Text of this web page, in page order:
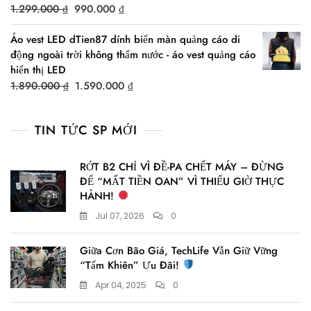
1.299.000₫ Original
price
was:
1.299.000 ₫.
990.000 ₫
price
is:
990.000 ₫.
Áo vest LED dTien87 dính biển màn quảng cáo di
động ngoài trời không thấm nước - áo vest quảng cáo
hiển thị LED
1.890.000₫ Original
1.890.000 ₫.
1.590.000 ₫
1.590.000 ₫.
TIN TỨC SP MỚI
RỚT B2 CHỈ VÌ ĐỀ-PA CHẾT MÁY – ĐỪNG
ĐỂ “MẤT TIỀN OAN” VÌ THIẾU GIỜ THỰC
HÀNH!
Jul 07, 2026 0
Giữa Cơn Bão Giá, TechLife Vẫn Giữ Vững
“Tấm Khiên” Ưu Đãi!
Apr 04, 2025 0